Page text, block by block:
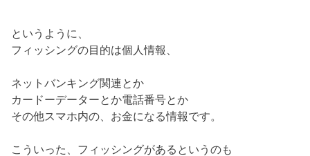
というように、
フィッシングの目的は個人情報、
ネットバンキング関連とか
カードーデーターとか電話番号とか
その他スマホ内の、お金になる情報です。
こういった、フィッシングがあるというのも